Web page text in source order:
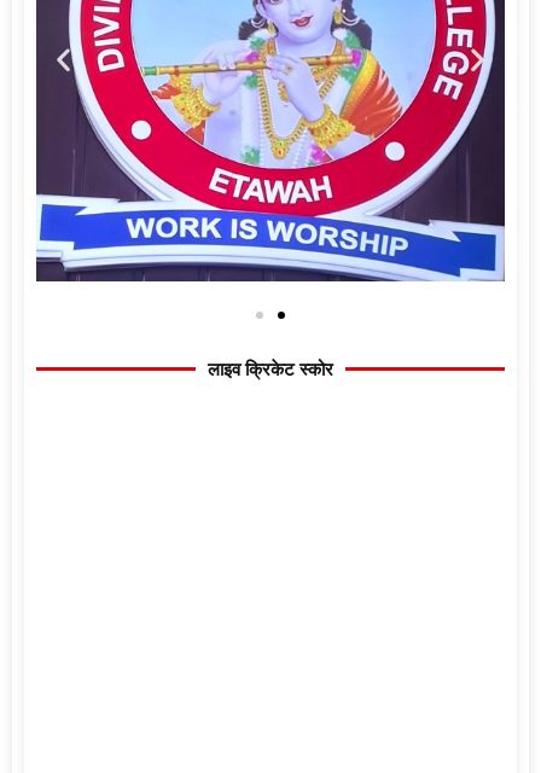
लाइव क्रिकेट स्कोर